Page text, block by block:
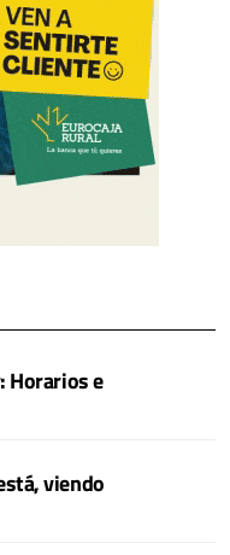
Horarios e
viendo